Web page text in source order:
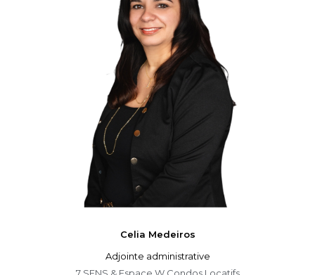
Celia Medeiros
Adjointe administrative